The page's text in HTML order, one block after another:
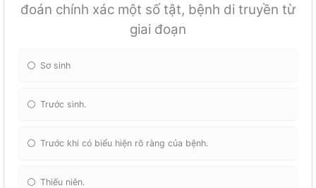
đoán chính xác một số tật, bệnh di truyền từ
giai đoạn
Sơ sinh
Trước sinh.
Trước khi có biểu hiện rõ ràng của bệnh.
Thiếu niên.